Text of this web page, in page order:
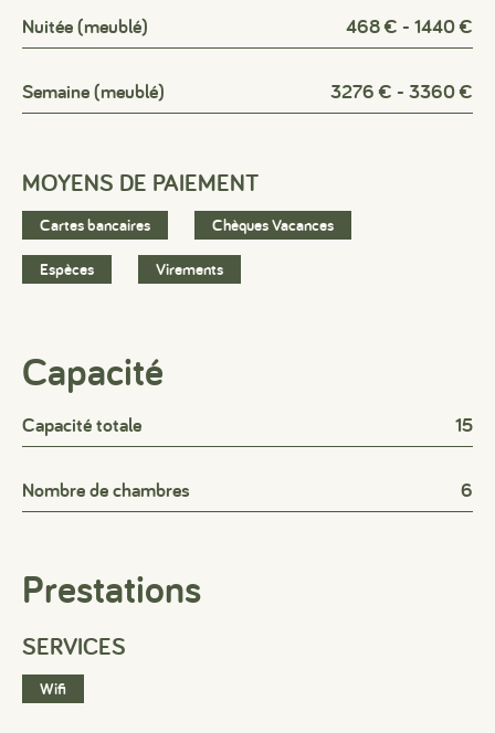
Nuitée (meublé) 468 € - 1440 €
Semaine (meublé) 3276 € - 3360 €
MOYENS DE PAIEMENT
Cartes bancaires Chèques Vacances
Espèces Virements
Capacité
Capacité totale 15
Nombre de chambres 6
Prestations
SERVICES
Wifi